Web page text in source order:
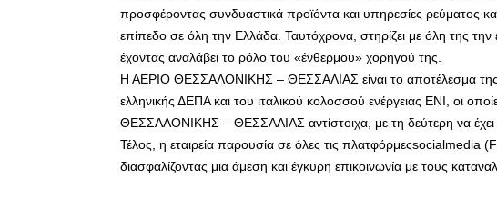
προσφέροντας συνδυαστικά προϊόντα και υπηρεσίες ρεύματος
επίπεδο σε όλη την Ελλάδα. Ταυτόχρονα, στηρίζει με όλη της
έχοντας αναλάβει το ρόλο του «ένθερμου» χορηγού της.
Η ΑΕΡΙΟ ΘΕΣΣΑΛΟΝΙΚΗΣ – ΘΕΣΣΑΛΙΑΣ είναι το αποτέλεσμα της
ελληνικής ΔΕΠΑ και του ιταλικού κολοσσού ενέργειας ΕΝΙ, οι
ΘΕΣΣΑΛΟΝΙΚΗΣ – ΘΕΣΣΑΛΙΑΣ αντίστοιχα, με τη δεύτερη να έχει
Τέλος, η εταιρεία παρουσία σε όλες τις
διασφαλίζοντας μια άμεση και έγκυρη επικοινωνία με τους